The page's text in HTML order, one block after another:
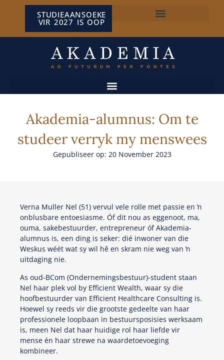
STUDIEAANSOEKE
VIR 2027 IS OOP
Akademia-alumnus: Om te
studeer verryk my menswees
Gepubliseer op: 20 November 2023
Verna Muller Nel (51) vervul vele rolle met passie en ŉ
onblusbare entoesiasme. Óf dit nou as eggenoot, ma,
ouma, sakebestuurder, entrepreneur óf Akademia-
alumnus is, een ding is seker: dié inwoner van die
Weskus wéét wat sy wil hê en skram nie weg van ŉ
uitdaging nie.
As oud-BCom (Ondernemingsbestuur)-student staan
Nel haar plek vol by Efficient Wealth, waar sy die
hoofbestuurder van Efficient Healthcare Consulting is.
Hoewel sy reeds vir die grootste gedeelte van haar
professionele loopbaan in bestuursposisies werksaam
is, meen Nel dat haar huidige rol haar liefde vir
mense én haar strewe na waardetoevoeging
kombineer.